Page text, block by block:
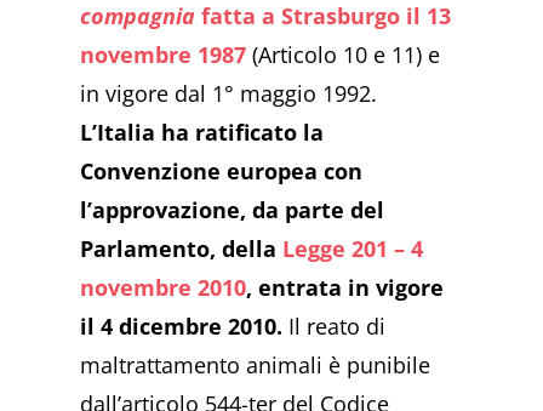
compagnia fatta a Strasburgo il 13
novembre 1987 (Articolo 10 e 11) e
in vigore dal 1° maggio 1992.
L’Italia ha ratificato la
Convenzione europea con
l’approvazione, da parte del
Parlamento, della Legge 201 – 4
novembre 2010, entrata in vigore
il 4 dicembre 2010. Il reato di
maltrattamento animali è punibile
dall’articolo 544-ter del Codice